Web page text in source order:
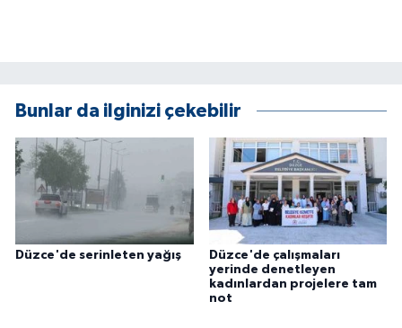
Bunlar da ilginizi çekebilir
Düzce'de serinleten yağış
Düzce'de çalışmaları
yerinde denetleyen
kadınlardan projelere tam
not